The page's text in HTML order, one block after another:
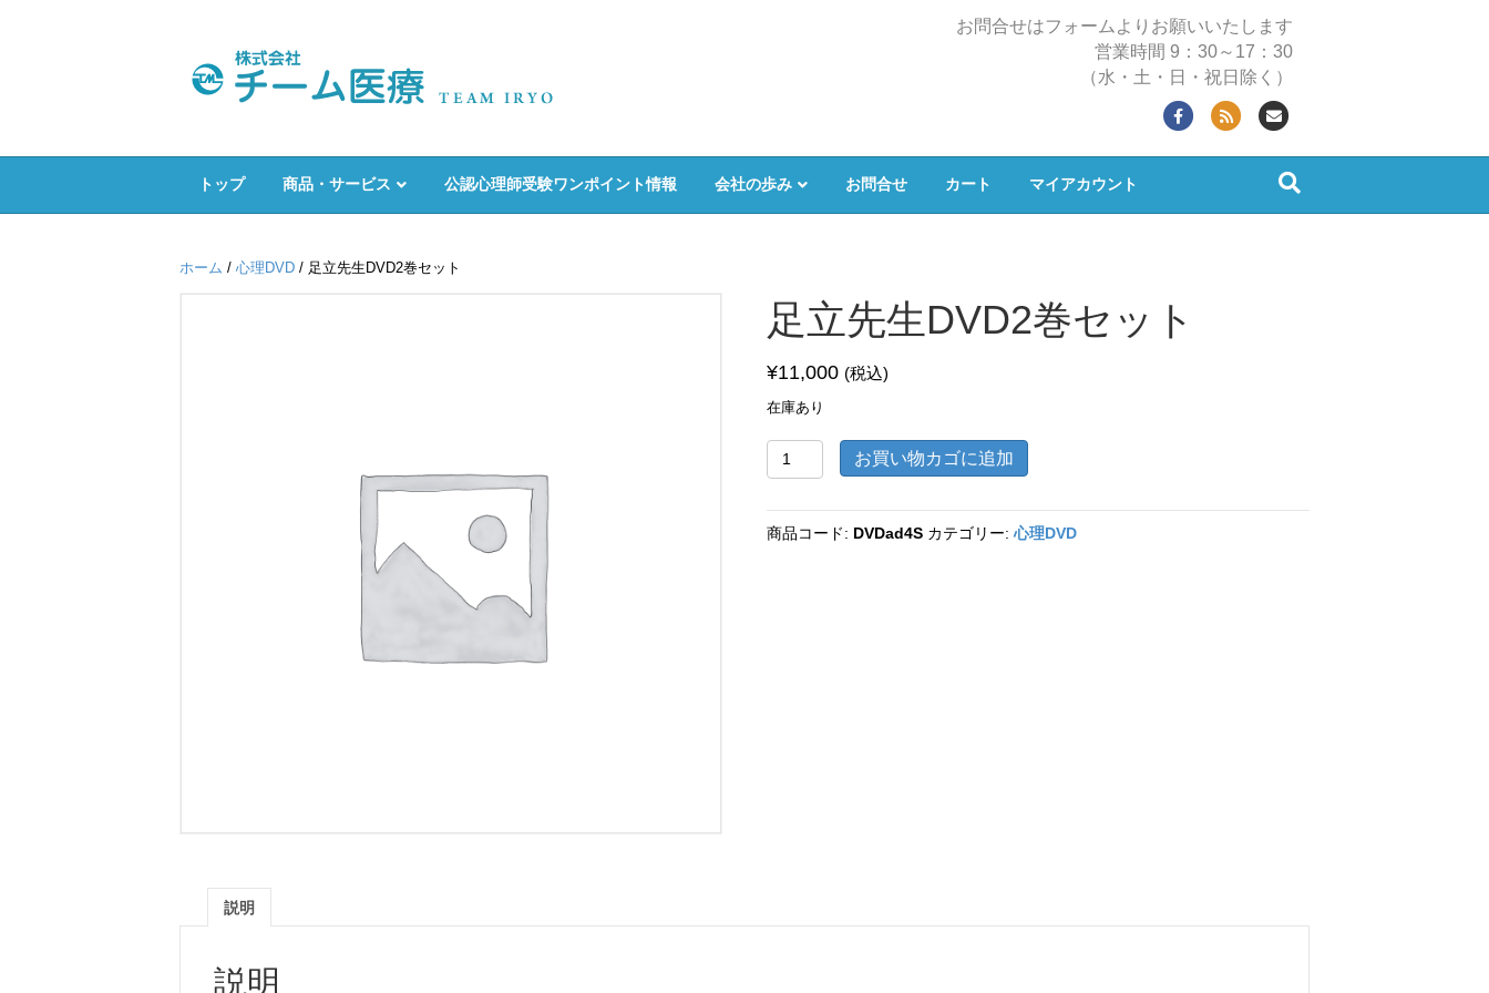
お問合せはフォームよりお願いいたします
営業時間 9：30～17：30
（水・土・日・祝日除く）
FacebookRss
トップ 商品・サービス 公認心理師受験ワンポイント情報 会社の歩み お問合せ カート マイアカウント
ホーム / 心理DVD / 足立先生DVD2巻セット
足立先生DVD2巻セット
¥11,000 (税込)
在庫あり
立
生
DVD2
お買い物カゴに追加
商品コード: DVDad4S カテゴリー:心理DVD
説明
説明